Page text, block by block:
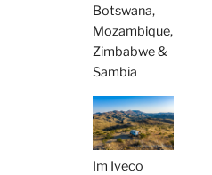
Botswana,
Mozambique,
Zimbabwe &
Sambia
Im Iveco